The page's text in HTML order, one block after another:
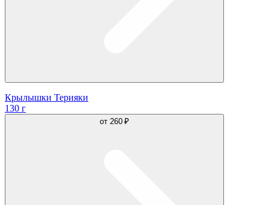
Крылышки Терияки
130 г
от 260 ₽